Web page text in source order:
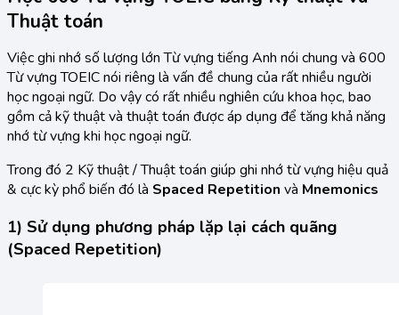
Thuật toán
Việc ghi nhớ số lượng lớn Từ vựng tiếng Anh nói chung và 600
Từ vựng TOEIC nói riêng là vấn đề chung của rất nhiều người
học ngoại ngữ. Do vậy có rất nhiều nghiên cứu khoa học, bao
gồm cả kỹ thuật và thuật toán được áp dụng để tăng khả năng
nhớ từ vựng khi học ngoại ngữ.
Trong đó 2 Kỹ thuật / Thuật toán giúp ghi nhớ từ vựng hiệu quả
& cực kỳ phổ biến đó là Spaced Repetition và Mnemonics
1) Sử dụng phương pháp lặp lại cách quãng
(Spaced Repetition)